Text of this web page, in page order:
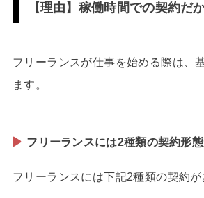
【理由】稼働時間での契約だ
フリーランスが仕事を始める際は、
ます。
フリーランスには2種類の契約形
フリーランスには下記2種類の契約が